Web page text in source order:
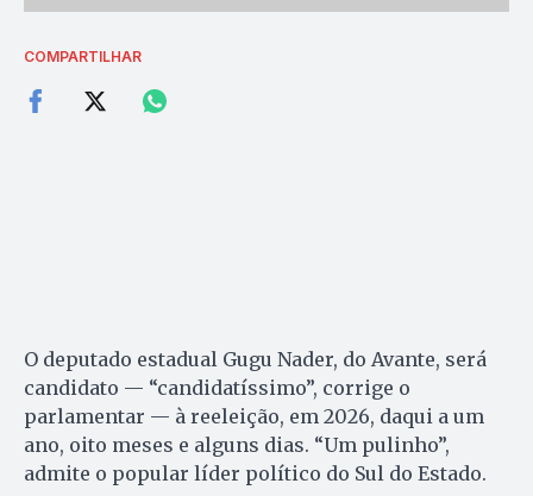
COMPARTILHAR
O deputado estadual Gugu Nader, do Avante, será
candidato — “candidatíssimo”, corrige o
parlamentar — à reeleição, em 2026, daqui a um
ano, oito meses e alguns dias. “Um pulinho”,
admite o popular líder político do Sul do Estado.